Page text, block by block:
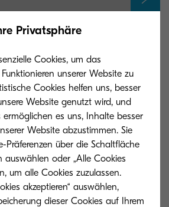
Vergleich hinzufügen
Zum Vergleich hinzufügen
Privatsphäre
Cookies, um das
unserer Website zu
Cookies helfen uns, besser
Website genutzt wird, und
es uns, Inhalte besser
Website abzustimmen. Sie
Präferenzen über die Schaltfläche
auswählen oder „Alle Cookies
um alle Cookies zuzulassen.
akzeptieren“ auswählen,
dieser Cookies auf Ihrem